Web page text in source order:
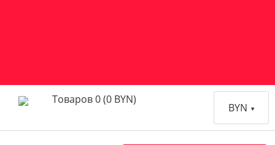
Товаров 0 (0 BYN)
BYN